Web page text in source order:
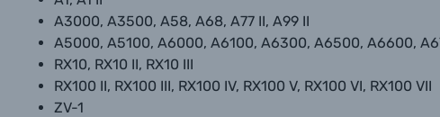
Уценённые товары
A3000, A3500, A58, A68, A77 II, A99 II
A5000, A5100, A6000, A6100, A6300, A6500, A6600,
RX10, RX10 II, RX10 III
RX100 II, RX100 III, RX100 IV, RX100 V, RX100 VI, RX100 VII
ZV-1